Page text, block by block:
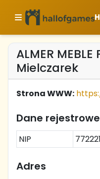
ALMER
Mielczarek
Strona WWW:
Dane rejestrowe
NIP
Adres